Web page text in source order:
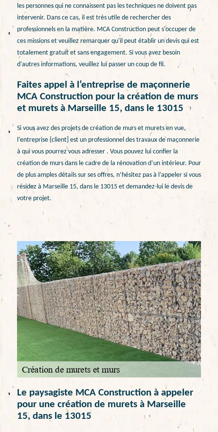
les personnes qui ne connaissent pas les techniques ne doivent pas
intervenir. Dans ce cas, il est très utile de rechercher des
professionnels en la matière. MCA Construction peut s'occuper de
ces missions et veuillez remarquer qu'il peut établir un devis qui est
totalement gratuit et sans engagement. Si vous avez besoin
d'autres informations, veuillez lui passer un coup de fil.
Faites appel à l’entreprise de maçonnerie
MCA Construction pour la création de murs
et murets à Marseille 15, dans le 13015
Si vous avez des projets de création de murs et murets en vue,
l’entreprise {client] est un professionnel des travaux de maçonnerie
à qui vous pourrez vous adresser . Vous pouvez lui confier la
création de murs dans le cadre de la rénovation d’un intérieur. Pour
de plus amples détails sur ses offres, n’hésitez pas à l’appeler si vous
résidez à Marseille 15, dans le 13015 et demandez-lui le devis de
votre projet.
Le paysagiste MCA Construction à appeler
pour une création de murets à Marseille
15, dans le 13015